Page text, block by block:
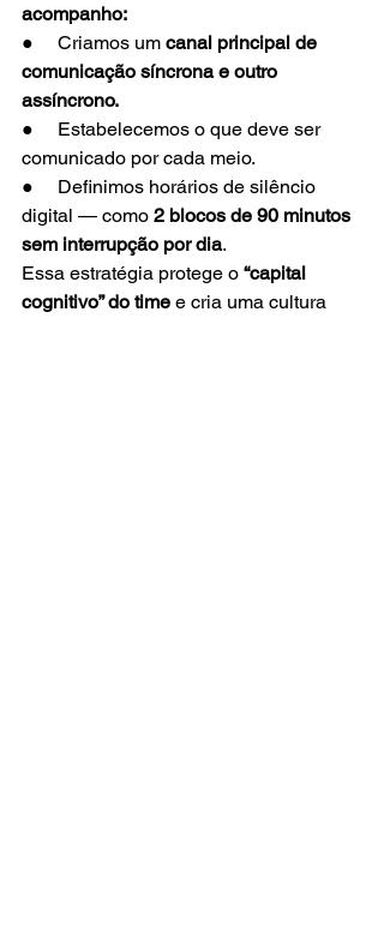
acompanho:
●     Criamos um canal principal de
comunicação síncrona e outro
assíncrono.
●     Estabelecemos o que deve ser
comunicado por cada meio.
●     Definimos horários de silêncio
digital — como 2 blocos de 90 minutos
sem interrupção por dia.
Essa estratégia protege o “capital
cognitivo” do time e cria uma cultura